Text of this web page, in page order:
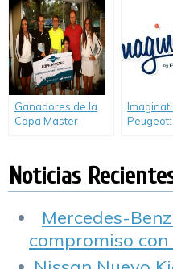
educativa en lo que
va del año
Nº 460
Ganadores de la
Copa Master
Roland Garros
talleres
Peugeot.
Noticias
Mercedes-
compromiso